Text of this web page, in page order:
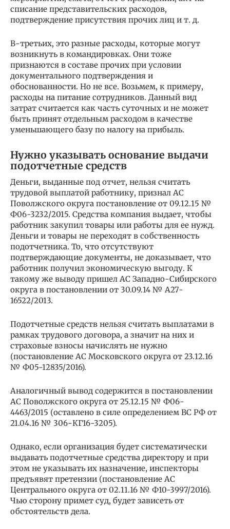
списание представительских расходов,
подтверждение присутствия прочих лиц и т. д.
В-третьих, это разные расходы, которые могут
возникнуть в командировках. Они тоже
признаются в составе прочих при условии
документального подтверждения и
обоснованности. Но не все. Возьмем, к примеру,
расходы на питание сотрудников. Данный вид
затрат считается как часть суточных и не может
быть принят отдельным расходом в качестве
уменьшающего базу по налогу на прибыль.
Нужно указывать основание выдачи
подотчетные средств
Деньги, выданные под отчет, нельзя считать
трудовой выплатой работнику, признал АС
Поволжского округа постановление от 09.12.15 №
Ф06-3232/2015. Средства компания выдает, чтобы
работник закупил товары или работы для ее нужд.
Деньги и товары не переходят в собственность
подотчетника. То, что отсутствуют
подтверждающие документы, не доказывает, что
работник получил экономическую выгоду. К
такому же выводу пришел АС Западно-Сибирского
округа в постановлении от 30.09.14 № А27-
16522/2013.
Подотчетные средств нельзя считать выплатами в
рамках трудового договора, а значит на них и
страховые взносы начислять не нужно
(постановление АС Московского округа от 23.12.16
№ Ф05-12835/2016).
Аналогичный вывод содержится в постановлении
АС Поволжского округа от 25.12.15 № Ф06-
4463/2015 (оставлено в силе определением ВС РФ от
21.04.16 № 306-КГ16-3205).
Однако, если организация будет систематически
выдавать подотчетные средства директору и при
этом не указывать их назначение, инспекторы
предъявят претензии (постановление АС
Центрального округа от 02.11.16 № Ф10-3997/2016).
Чью сторону примет суд, будет зависеть от
обстоятельств дела.